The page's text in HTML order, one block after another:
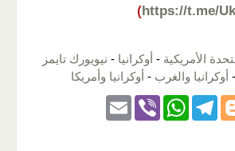
https://t.me/
)
الأمريكية - أوكرانيا - نيويورك تايمز
- أوكرانيا والغرب - أوكرانيا وأمريكا
Bl
T
W
Vi